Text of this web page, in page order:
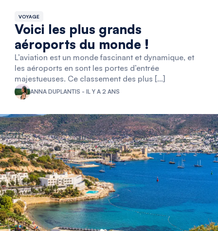
VOYAGE
Voici les plus grands
aéroports du monde !
L’aviation est un monde fascinant et dynamique, et
les aéroports en sont les portes d’entrée
majestueuses. Ce classement des plus […]
ANNA DUPLANTIS - IL Y A 2 ANS